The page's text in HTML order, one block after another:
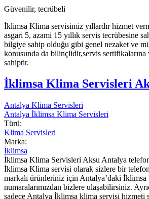
Güvenilir, tecrübeli
İklimsa Klima servisimiz yıllardır hizmet
asgari 5, azami 15 yıllık servis tecrübesine
bilgiye sahip olduğu gibi genel nezaket ve
konusunda da bilinçlidir,servis
sahiptir.
İklimsa Klima Servisleri
Antalya Klima Servisleri
Antalya İklimsa Klima Servisleri
Türü:
Klima Servisleri
Marka:
İklimsa
İklimsa Klima Servisleri Aksu Antalya
İklimsa Klima servisi olarak sizlere bir
markalı ürünleriniz için Antalya’daki
numaralarımızdan bizlere ulaşabilirsiniz.
sadece Antalya İklimsa klima servisi hizmeti